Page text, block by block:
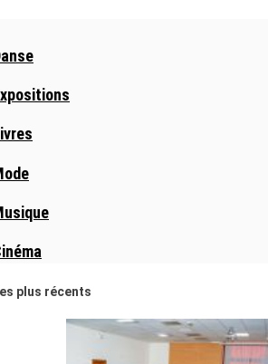
plus récents